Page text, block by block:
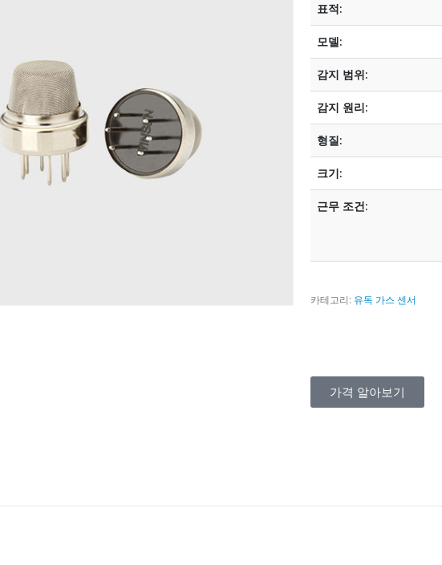
표적:
모델:
감지 범위:
감지 원리:
형질:
크기:
근무 조건:
카테고리: 유독 가스 센서
가격 알아보기